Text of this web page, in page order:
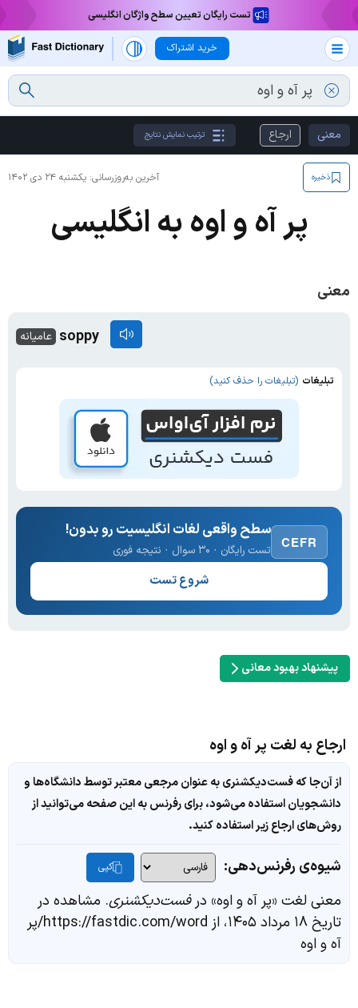
تست رایگان تعیین سطح واژگان انگلیسی
خرید اشتراک
معنی ارجاع ترتیب نمایش نتایج
آخرین به‌روزرسانی: یکشنبه ۲۴ دی ۱۴۰۲ ذخیره
پر آه و اوه به انگلیسی
معنی
عامیانه soppy
تبلیغات (تبلیغات را حذف کنید)
CEFR
سطح واقعی لغات انگلیسیت رو بدون!
تست رایگان · ۳۰ سوال · نتیجه فوری
شروع تست
پیشنهاد بهبود معانی
ارجاع به لغت پر آه و اوه
از آن‌جا که فست‌دیکشنری به عنوان مرجعی معتبر توسط دانشگاه‌ها و
دانشجویان استفاده می‌شود، برای رفرنس به این صفحه می‌توانید از
روش‌های ارجاع زیر استفاده کنید.
شیوه‌ی رفرنس‌دهی: کپی
معنی لغت «پر آه و اوه» درفست‌دیکشنری. مشاهده در
تاریخ ۱۸ مرداد ۱۴۰۵، از https://fastdic.com/word/پر
آه و اوه